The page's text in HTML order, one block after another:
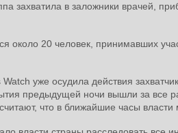
захватила в заложники врачей,
около 20 человек, принимавших
уже осудила действия
предыдущей ночи вышли за все
что в ближайшие часы власти